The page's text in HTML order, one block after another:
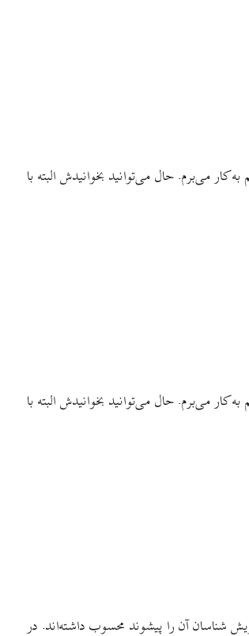
کار می‌برم. حال می‌توانید بخوانیدش البته با
کار می‌برم. حال می‌توانید بخوانیدش البته با
شناسان آن را پیشوند محسوب داشته‌اند. در